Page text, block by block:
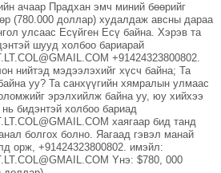
ачаар Прадхан эмч миний бөөрийг
(780.000 доллар) худалдаж авсны дараа
улсаас Есүйген Есү байна. Хэрэв та
шууд холбоо бариарай
+91424323800802.
нийтэд мэдээлэхийг хүсч байна; Та
уу? Та санхүүгийн хямралын улмаас
эрэлхийлж байна уу, юу хийхээ
бидэнтэй холбоо бариад
хаягаар бид танд
болгох болно. Яагаад гэвэл манай
орж, +91424323800802. имэйл:
Yнэ: $780, 000